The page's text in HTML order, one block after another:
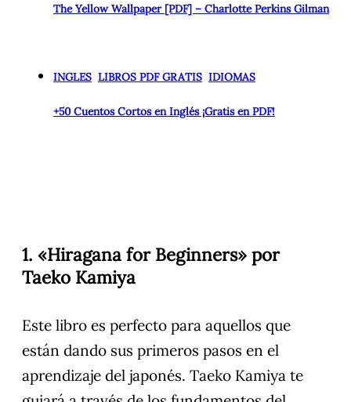
The Yellow Wallpaper [PDF] – Charlotte Perkins Gilman
INGLES LIBROS PDF GRATIS IDIOMAS
+50 Cuentos Cortos en Inglés ¡Gratis en PDF!
1. «Hiragana for Beginners» por
Taeko Kamiya
Este libro es perfecto para aquellos que
están dando sus primeros pasos en el
aprendizaje del japonés. Taeko Kamiya te